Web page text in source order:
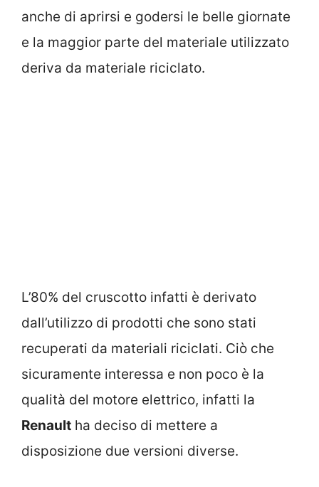
anche di aprirsi e godersi le belle giornate
e la maggior parte del materiale utilizzato
deriva da materiale riciclato.
L’80% del cruscotto infatti è derivato
dall’utilizzo di prodotti che sono stati
recuperati da materiali riciclati. Ciò che
sicuramente interessa e non poco è la
qualità del motore elettrico, infatti la
Renault ha deciso di mettere a
disposizione due versioni diverse.